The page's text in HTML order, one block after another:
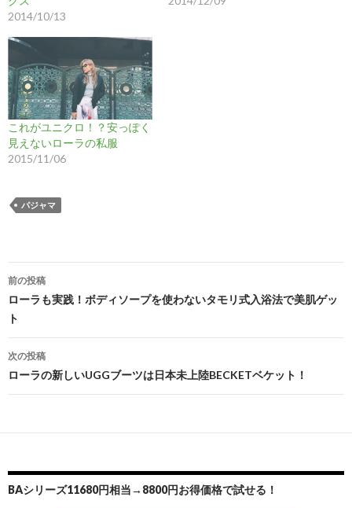
2014/10/13
これがユニクロ！？安っぽく
見えないローラの私服
2015/11/06
パジャマ
投
稿
ナ
ビ
ゲ
シ
ョ
ン
前の投稿
ローラも実践！ボディソープを使わないタモリ式入浴法で美肌ゲッ
ト
次の投稿
ローラの新しいUGGブーツは日本未上陸BECKETベケット！
BAシリーズ11680円相当→8800円お得価格で試せる！